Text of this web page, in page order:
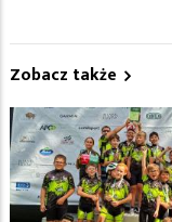
Zobacz także